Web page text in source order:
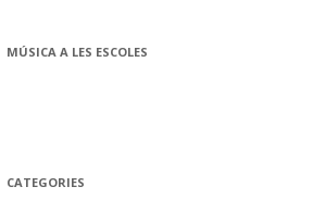
MÚSICA A LES ESCOLES
CATEGORIES